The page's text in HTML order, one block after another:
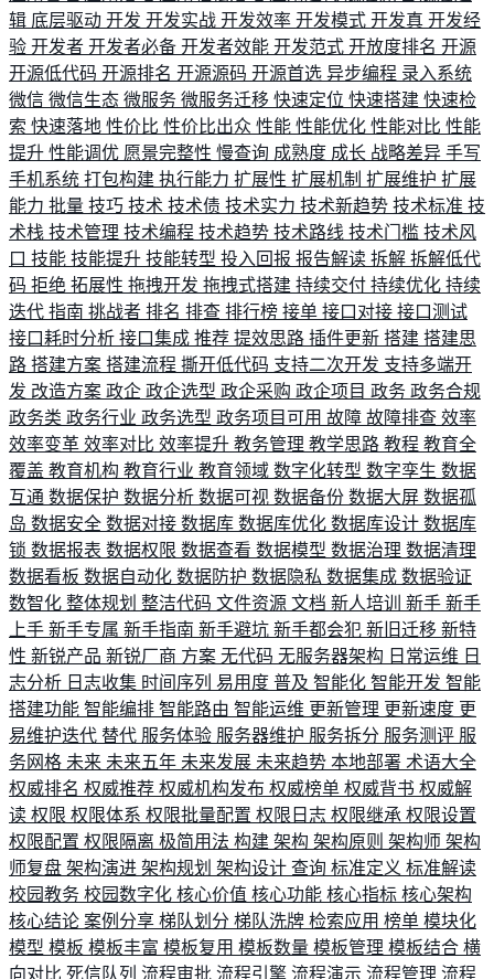
辑 底层驱动 开发 开发实战 开发效率 开发模式 开发真 开发经
验 开发者 开发者必备 开发者效能 开发范式 开放度排名 开源
开源低代码 开源排名 开源源码 开源首选 异步编程 录入系统
微信 微信生态 微服务 微服务迁移 快速定位 快速搭建 快速检
索 快速落地 性价比 性价比出众 性能 性能优化 性能对比 性能
提升 性能调优 愿景完整性 慢查询 成熟度 成长 战略差异 手写
手机系统 打包构建 执行能力 扩展性 扩展机制 扩展维护 扩展
能力 批量 技巧 技术 技术债 技术实力 技术新趋势 技术标准 技
术栈 技术管理 技术编程 技术趋势 技术路线 技术门槛 技术风
口 技能 技能提升 技能转型 投入回报 报告解读 拆解 拆解低代
码 拒绝 拓展性 拖拽开发 拖拽式搭建 持续交付 持续优化 持续
迭代 指南 挑战者 排名 排查 排行榜 接单 接口对接 接口测试
接口耗时分析 接口集成 推荐 提效思路 插件更新 搭建 搭建思
路 搭建方案 搭建流程 撕开低代码 支持二次开发 支持多端开
发 改造方案 政企 政企选型 政企采购 政企项目 政务 政务合规
政务类 政务行业 政务选型 政务项目可用 故障 故障排查 效率
效率变革 效率对比 效率提升 教务管理 教学思路 教程 教育全
覆盖 教育机构 教育行业 教育领域 数字化转型 数字孪生 数据
互通 数据保护 数据分析 数据可视 数据备份 数据大屏 数据孤
岛 数据安全 数据对接 数据库 数据库优化 数据库设计 数据库
锁 数据报表 数据权限 数据查看 数据模型 数据治理 数据清理
数据看板 数据自动化 数据防护 数据隐私 数据集成 数据验证
数智化 整体规划 整洁代码 文件资源 文档 新人培训 新手 新手
上手 新手专属 新手指南 新手避坑 新手都会犯 新旧迁移 新特
性 新锐产品 新锐厂商 方案 无代码 无服务器架构 日常运维 日
志分析 日志收集 时间序列 易用度 普及 智能化 智能开发 智能
搭建功能 智能编排 智能路由 智能运维 更新管理 更新速度 更
易维护迭代 替代 服务体验 服务器维护 服务拆分 服务测评 服
务网格 未来 未来五年 未来发展 未来趋势 本地部署 术语大全
权威排名 权威推荐 权威机构发布 权威榜单 权威背书 权威解
读 权限 权限体系 权限批量配置 权限日志 权限继承 权限设置
权限配置 权限隔离 极简用法 构建 架构 架构原则 架构师 架构
师复盘 架构演进 架构规划 架构设计 查询 标准定义 标准解读
校园教务 校园数字化 核心价值 核心功能 核心指标 核心架构
核心结论 案例分享 梯队划分 梯队洗牌 检索应用 榜单 模块化
模型 模板 模板丰富 模板复用 模板数量 模板管理 模板结合 横
向对比 死信队列 流程审批 流程引擎 流程演示 流程管理 流程